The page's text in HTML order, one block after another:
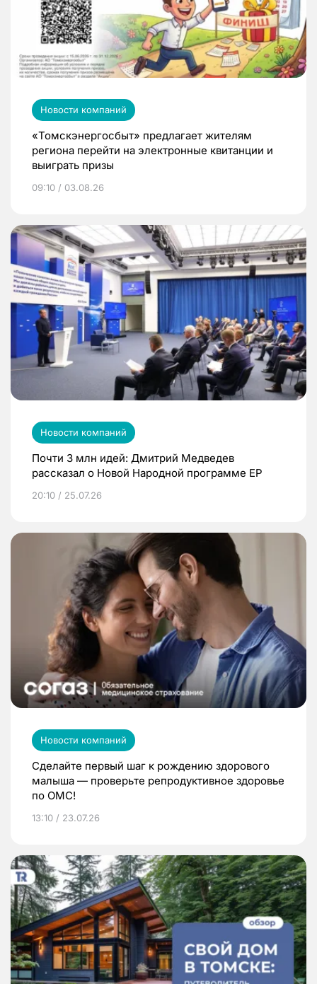
Новости компаний
«Томскэнергосбыт» предлагает жителям
региона перейти на электронные квитанции и
выиграть призы
09:10 / 03.08.26
Новости компаний
Почти 3 млн идей: Дмитрий Медведев
рассказал о Новой Народной программе ЕР
20:10 / 25.07.26
Новости компаний
Сделайте первый шаг к рождению здорового
малыша — проверьте репродуктивное здоровье
по ОМС!
13:10 / 23.07.26